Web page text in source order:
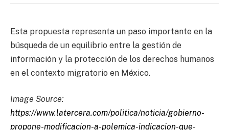
Esta propuesta representa un paso importante en la
búsqueda de un equilibrio entre la gestión de
información y la protección de los derechos humanos
en el contexto migratorio en México.
Image Source:
https://www.latercera.com/politica/noticia/gobierno-
propone-modificacion-a-polemica-indicacion-que-